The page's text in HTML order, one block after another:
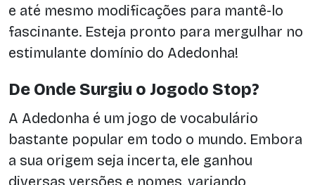
e até mesmo modificações para mantê-lo
fascinante. Esteja pronto para mergulhar no
estimulante domínio do Adedonha!
De Onde Surgiu o Jogodo Stop?
A Adedonha é um jogo de vocabulário
bastante popular em todo o mundo. Embora
a sua origem seja incerta, ele ganhou
diversas versões e nomes, variando